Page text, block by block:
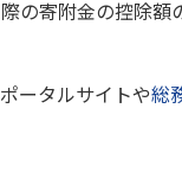
の寄附金の控除
ータルサイトや総